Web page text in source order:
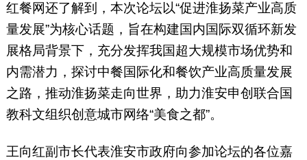
红餐网还了解到，本次论坛以“促进淮扬菜产业高质
量发展”为核心话题，旨在构建国内国际双循环新发
展格局背景下，充分发挥我国超大规模市场优势和
内需潜力，探讨中餐国际化和餐饮产业高质量发展
之路，推动淮扬菜走向世界，助力淮安申创联合国
教科文组织创意城市网络“美食之都”。
王向红副市长代表淮安市政府向参加论坛的各位嘉